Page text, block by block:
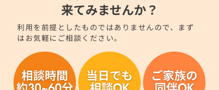
来てみませんか？
利用を前提としたものではありませんので、まず
はお気軽にご相談ください。